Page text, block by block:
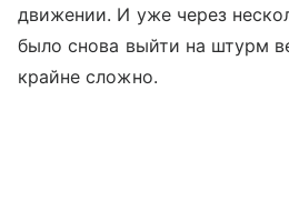
движении. И уже через
было снова выйти на штурм
крайне сложно.